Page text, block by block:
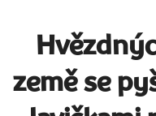
země se